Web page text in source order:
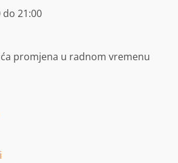
do 21:00
promjena u radnom vremenu